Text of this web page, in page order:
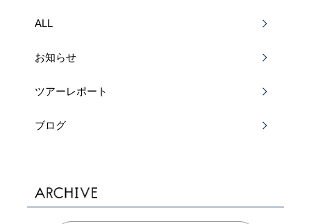
ALL
お知らせ
ツアーレポート
ブログ